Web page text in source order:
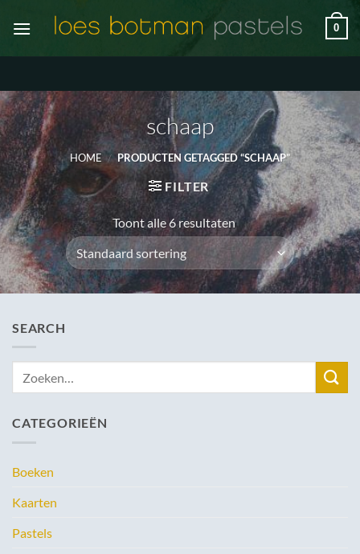
naar
0
schaap
HOME / PRODUCTEN GETAGGED “SCHAAP”
FILTER
Toont alle 6 resultaten
SEARCH
CATEGORIEËN
Boeken
Kaarten
Pastels